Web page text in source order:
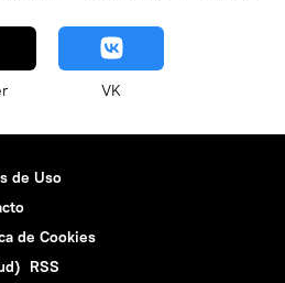
VK
de Uso
de Cookies
RSS